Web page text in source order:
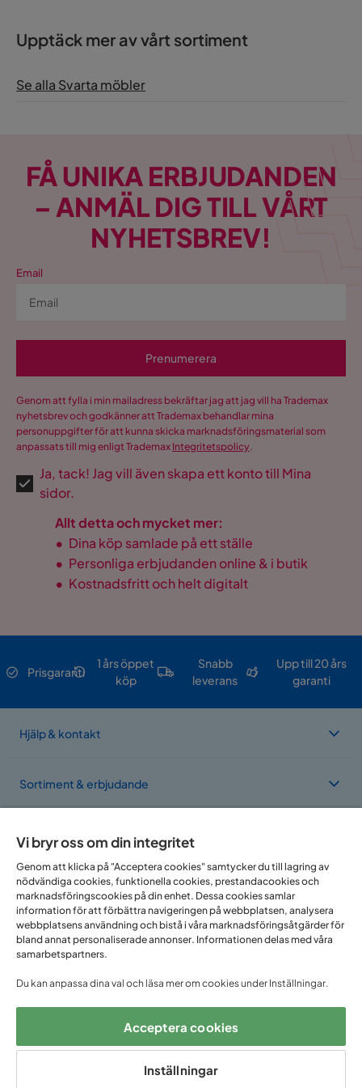
Upptäck mer av vårt sortiment
Se alla Svarta möbler
FÅ UNIKA ERBJUDANDEN
– ANMÄL DIG TILL VÅRT
NYHETSBREV!
Email
Prenumerera
Genom att fylla i min mailadress bekräftar jag att jag vill ha Trademax
nyhetsbrev och godkänner att Trademax behandlar mina
personuppgifter för att kunna skicka marknadsföringsmaterial som
anpassats till mig enligt Trademax Integritetspolicy.
Ja, tack! Jag vill även skapa ett konto till Mina
sidor.
Allt detta och mycket mer:
• Dina köp samlade på ett ställe
• Personliga erbjudanden online & i butik
• Kostnadsfritt och helt digitalt
Prisgaranti
1 års öppet
köp
Snabb
leverans
Upp till 20 års
garanti
Hjälp & kontakt
Sortiment & erbjudande
Om Trademax
Vi finns i flera länder
Följ oss på:
Vi bryr oss om din integritet
Genom att klicka på "Acceptera cookies" samtycker du till lagring av
nödvändiga cookies, funktionella cookies, prestandacookies och
marknadsföringscookies på din enhet. Dessa cookies samlar
information för att förbättra navigeringen på webbplatsen, analysera
webbplatsens användning och bistå i våra marknadsföringsåtgärder för
bland annat personaliserade annonser. Informationen delas med våra
samarbetspartners.
Du kan anpassa dina val och läsa mer om cookies under Inställningar.
Acceptera cookies
Inställningar